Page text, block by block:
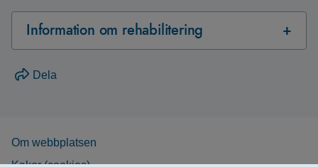
Information om rehabilitering
Dela
Om webb­plat­sen